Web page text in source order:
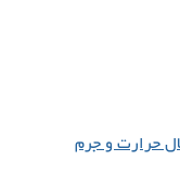
حرارت و جرم